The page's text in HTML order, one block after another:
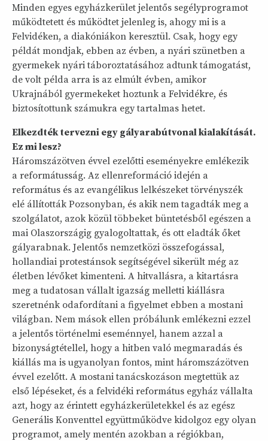
Minden egyes egyházkerület jelentős segélyprogramot
működtetett és működtet jelenleg is, ahogy mi is a
Felvidéken, a diakóniákon keresztül. Csak, hogy egy
példát mondjak, ebben az évben, a nyári szünetben a
gyermekek nyári táboroztatásához adtunk támogatást,
de volt példa arra is az elmúlt évben, amikor
Ukrajnából gyermekeket hoztunk a Felvidékre, és
biztosítottunk számukra egy tartalmas hetet.
Elkezdték tervezni egy gályarabútvonal kialakítását.
Ez mi lesz?
Háromszázötven évvel ezelőtti eseményekre emlékezik
a reformátusság. Az ellenreformáció idején a
református és az evangélikus lelkészeket törvényszék
elé állították Pozsonyban, és akik nem tagadták meg a
szolgálatot, azok közül többeket büntetésből egészen a
mai Olaszországig gyalogoltattak, és ott eladták őket
gályarabnak. Jelentős nemzetközi összefogással,
hollandiai protestánsok segítségével sikerült még az
életben lévőket kimenteni. A hitvallásra, a kitartásra
meg a tudatosan vállalt igazság melletti kiállásra
szeretnénk odafordítani a figyelmet ebben a mostani
világban. Nem mások ellen próbálunk emlékezni ezzel
a jelentős történelmi eseménnyel, hanem azzal a
bizonyságtétellel, hogy a hitben való megmaradás és
kiállás ma is ugyanolyan fontos, mint háromszázötven
évvel ezelőtt. A mostani tanácskozáson megtettük az
első lépéseket, és a felvidéki református egyház vállalta
azt, hogy az érintett egyházkerületekkel és az egész
Generális Konventtel együttműködve kidolgoz egy olyan
programot, amely mentén azokban a régiókban,